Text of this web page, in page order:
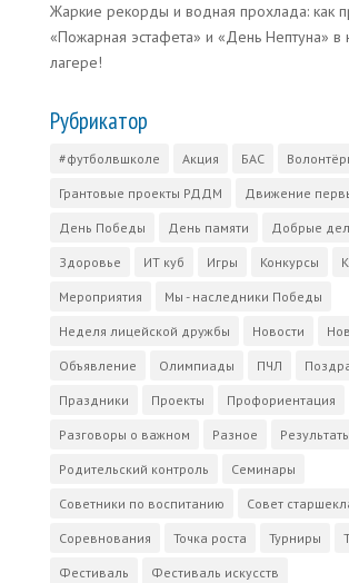
Жаркие рекорды и водная прохлада: как
«Пожарная эстафета» и «День Нептуна»
лагере!
Рубрикатор
#футболвшколе Акция БАС
Грантовые проекты РДДМ Движение
День Победы День памяти Добрые
Здоровье ИТ куб Игры Конкурсы
Мероприятия Мы - наследники Победы
Неделя лицейской дружбы Новости
Объявление Олимпиады ПЧЛ
Праздники Проекты Профориентация
Разговоры о важном Разное Результаты
Родительский контроль Семинары
Советники по воспитанию Совет
Соревнования Точка роста Турниры
Фестиваль Фестиваль искусств